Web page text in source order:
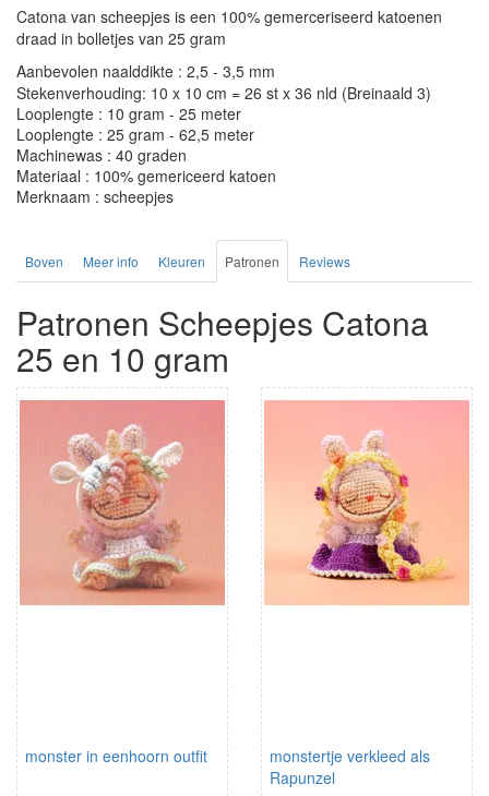
Catona van scheepjes is een 100% gemerceriseerd katoenen
draad in bolletjes van 25 gram
Aanbevolen naalddikte : 2,5 - 3,5 mm
Stekenverhouding: 10 x 10 cm = 26 st x 36 nld (Breinaald 3)
Looplengte : 10 gram - 25 meter
Looplengte : 25 gram - 62,5 meter
Machinewas : 40 graden
Materiaal : 100% gemericeerd katoen
Merknaam : scheepjes
Boven Meer info Kleuren Patronen Reviews
Patronen Scheepjes Catona
25 en 10 gram
monster in eenhoorn outfit
monstertje verkleed als
Rapunzel